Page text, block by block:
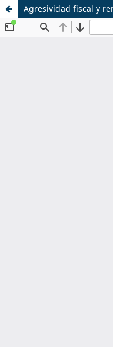
Agresividad fiscal y